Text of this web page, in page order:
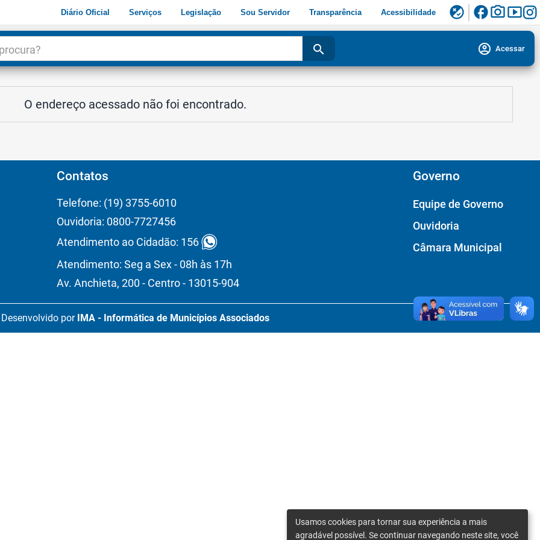
Diário Oficial Serviços Legislação Sou Servidor Transparência Acessibilidade flaky facebookphoto_camerasmart_display
search account_circle Acessar
O endereço acessado não foi encontrado.
Contatos
Telefone: (19) 3755-6010
Ouvidoria: 0800-7727456
Atendimento ao Cidadão: 156
Atendimento: Seg a Sex - 08h às 17h
Av. Anchieta, 200 - Centro - 13015-904
Governo
Equipe de Governo
Ouvidoria
Câmara Municipal
Desenvolvido por IMA - Informática de Municípios Associados
Usamos cookies para tornar sua experiência a mais
agradável possível. Se continuar navegando neste site, você